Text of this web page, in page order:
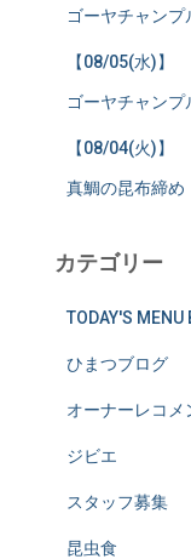
ゴーヤチャンプ
【08/05(水)】
ゴーヤチャンプ
【08/04(火)】
真鯛の昆布締め
カテゴリー
TODAY'S MENU
ひまつブログ
オーナーレコメ
ジビエ
スタッフ募集
昆虫食